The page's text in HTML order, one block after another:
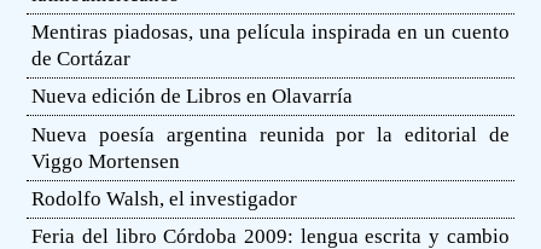
Mentiras piadosas, una película inspirada en un cuento
de Cortázar
Nueva edición de Libros en Olavarría
Nueva poesía argentina reunida por la editorial de
Viggo Mortensen
Rodolfo Walsh, el investigador
Feria del libro Córdoba 2009: lengua escrita y cambio